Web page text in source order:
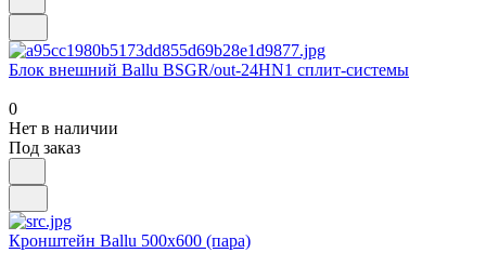
Блок внешний Ballu BSGR/out-24HN1 сплит-системы
0
Нет в наличии
Под заказ
Кронштейн Ballu 500х600 (пара)